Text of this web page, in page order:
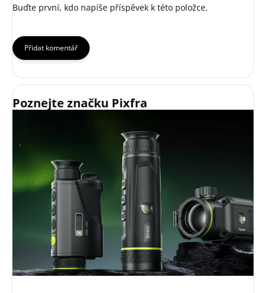
Buďte první, kdo napíše příspěvek k této položce.
Přidat komentář
Poznejte značku Pixfra